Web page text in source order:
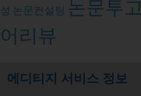
성 논문컨설팅 논문투고
어리뷰
에디티지 서비스 정보